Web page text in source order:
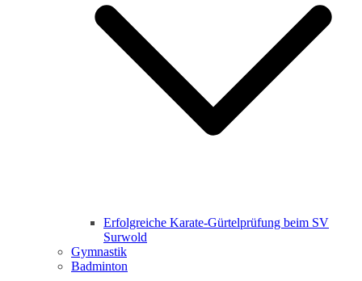
Erfolgreiche Karate-Gürtelprüfung beim SV
Surwold
Gymnastik
Badminton